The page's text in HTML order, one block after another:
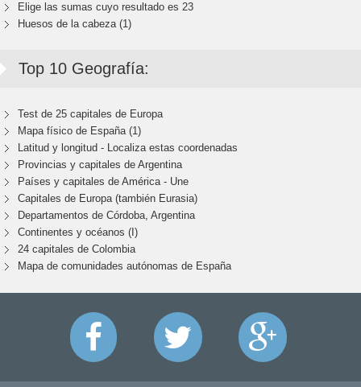
Elige las sumas cuyo resultado es 23
Huesos de la cabeza (1)
Top 10 Geografía:
Test de 25 capitales de Europa
Mapa físico de España (1)
Latitud y longitud - Localiza estas coordenadas
Provincias y capitales de Argentina
Países y capitales de América - Une
Capitales de Europa (también Eurasia)
Departamentos de Córdoba, Argentina
Continentes y océanos (I)
24 capitales de Colombia
Mapa de comunidades autónomas de España